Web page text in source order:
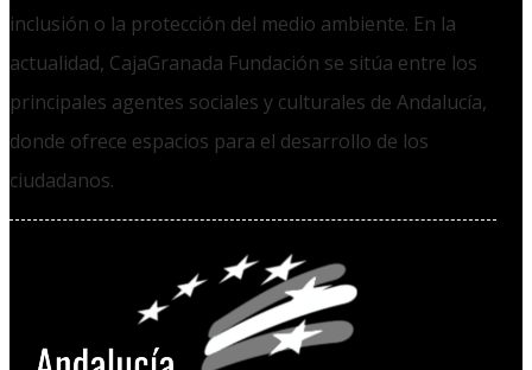
inclusión o la protección del medio ambiente. En la
actualidad, CajaGranada Fundación se sitúa entre los
principales agentes sociales y culturales de Andalucía,
donde ofrece espacios para el desarrollo de los
ciudadanos.